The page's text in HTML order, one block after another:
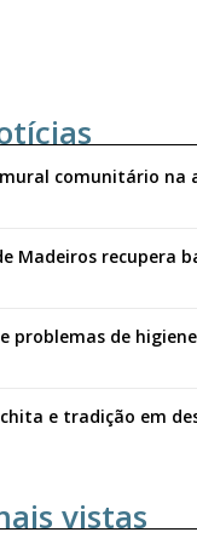
comunitário na
Madeiros recupera
problemas de
e tradição em
vistas